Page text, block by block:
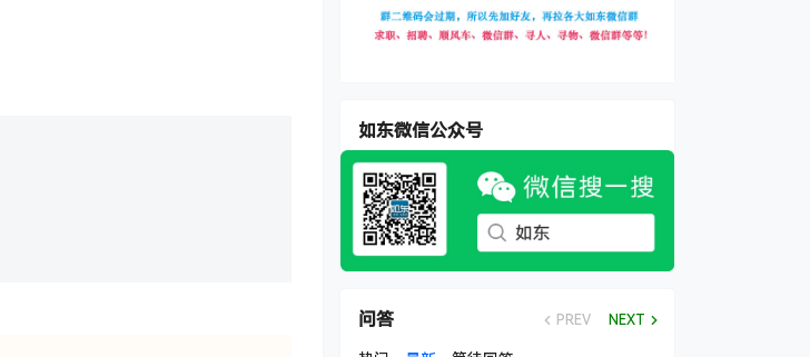
如东微信公众号
问答 PREV NEXT